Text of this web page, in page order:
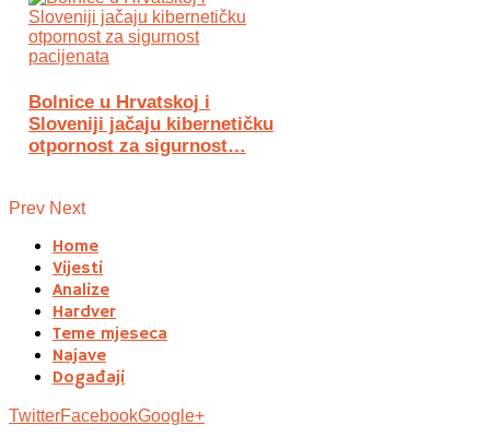
Bolnice u Hrvatskoj i
Sloveniji jačaju kibernetičku
otpornost za sigurnost…
Prev Next
Home
Vijesti
Analize
Hardver
Teme mjeseca
Najave
Događaji
TwitterFacebookGoogle+